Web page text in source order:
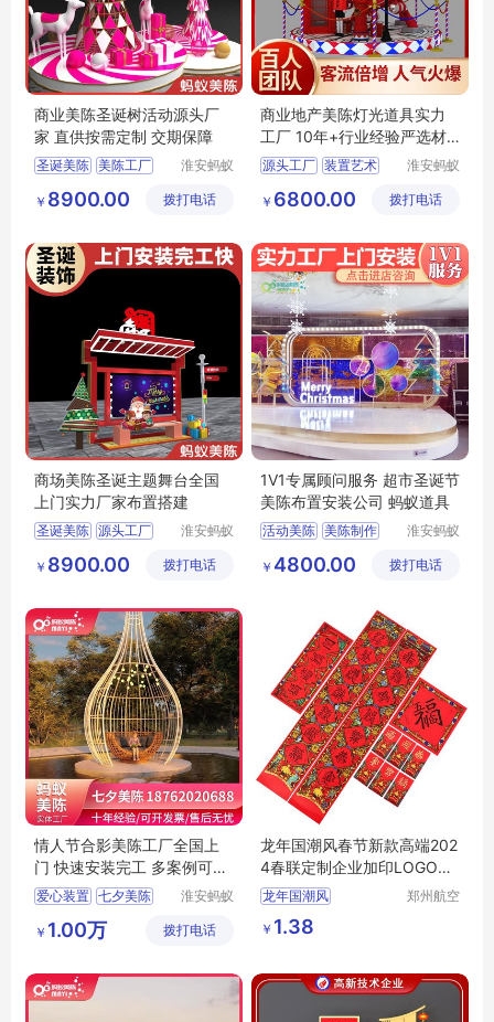
商业美陈圣诞树活动源头厂
家 直供按需定制 交期保障
圣诞美陈 美陈工厂
源头工厂 圣诞舞台
淮安蚂蚁
制作有限
￥ 8900.00 拨打电话
商业地产美陈灯光道具实力
工厂 10年+行业经验严选材
料
源头工厂 装置艺术
美陈定制
淮安蚂蚁
制作有限
￥ 6800.00 拨打电话
商场美陈圣诞主题舞台全国
上门实力厂家布置搭建
圣诞美陈 源头工厂
美陈工厂 圣诞舞台
淮安蚂蚁
制作有限
￥ 8900.00 拨打电话
1V1专属顾问服务 超市圣诞节
美陈布置安装公司 蚂蚁道具
活动美陈 美陈制作
美陈公司
淮安蚂蚁
制作有限
￥ 4800.00 拨打电话
情人节合影美陈工厂全国上
门 快速安装完工 多案例可供
挑选
爱心装置 七夕美陈
七夕艺术装置
淮安蚂蚁
制作有限
￥ 1.00万 拨打电话
龙年国潮风春节新款高端202
4春联定制企业加印LOGO专
版对联大礼包
龙年国潮风
春节新款高端
郑州航空
￥ 1.38